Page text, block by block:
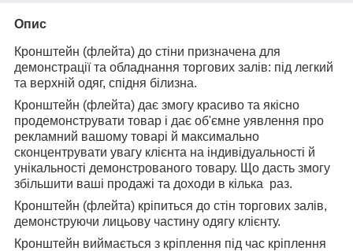
Опис
Кронштейн (флейта) до стіни призначена для
демонстрації та обладнання торгових залів: під легкий
та верхній одяг, спідня білизна.
Кронштейн (флейта) дає змогу красиво та якісно
продемонструвати товар і дає об'ємне уявлення про
рекламний вашому товарі й максимально
сконцентрувати увагу клієнта на індивідуальності й
унікальності демонстрованого товару. Що дасть змогу
збільшити ваші продажі та доходи в кілька раз.
Кронштейн (флейта) кріпиться до стін торгових залів,
демонструючи лицьову частину одягу клієнту.
Кронштейн виймається з кріплення під час кріплення